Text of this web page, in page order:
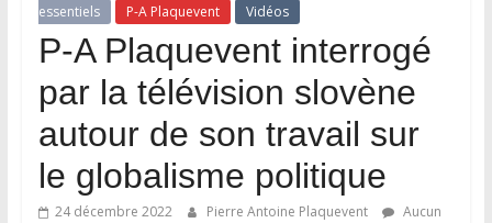
essentiels
P-A Plaquevent Vidéos
P-A Plaquevent interrogé
par la télévision slovène
autour de son travail sur
le globalisme politique
24 décembre 2022 Pierre Antoine Plaquevent
Aucun